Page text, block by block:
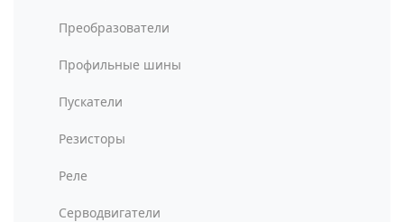
Преобразователи
Профильные шины
Пускатели
Резисторы
Реле
Серводвигатели